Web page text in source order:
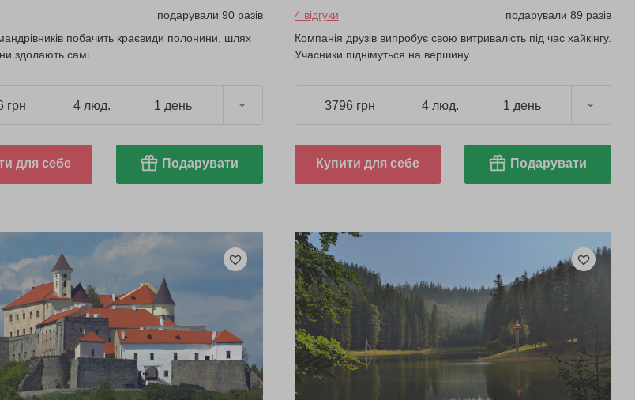
подарували 90 разів
побачить краєвиди полонини, шлях
здолають самі.
грн 4 люд. 1 день
для себе Подарувати
4 відгуки
подарували 89 разів
Компанія друзів випробує свою витривалість під час хайкінгу.
Учасники піднімуться на вершину.
3796 грн 4 люд. 1 день
Купити для себе Подарувати